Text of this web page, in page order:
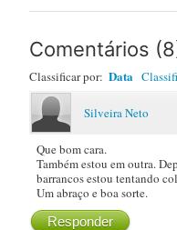
Comentários (8
Classificar por: Data
Silveira Neto
Que bom cara.
Também estou em outra.
barrancos estou tentando
Um abraço e boa sorte.
Responder